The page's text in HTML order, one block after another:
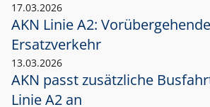
17.03.2026
AKN Linie A2:
Ersatzverkehr
13.03.2026
AKN passt zusätzliche
Linie A2 an